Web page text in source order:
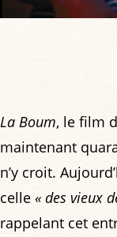
La Boum, le film
maintenant
n’y croit.
celle « des vieux
rappelant cet